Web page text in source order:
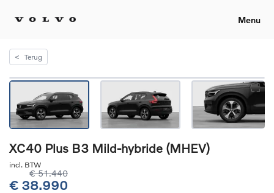
Menu
< Terug
XC40 Plus B3 Mild-hybride (MHEV)
incl. BTW
€ 51.440
€ 38.990